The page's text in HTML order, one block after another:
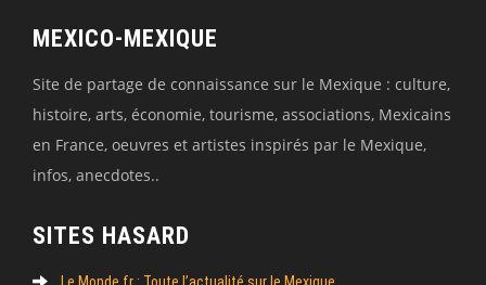
MEXICO-MEXIQUE
Site de partage de connaissance sur le Mexique : culture,
histoire, arts, économie, tourisme, associations, Mexicains
en France, oeuvres et artistes inspirés par le Mexique,
infos, anecdotes..
SITES HASARD
Le Monde.fr : Toute l’actualité sur le Mexique